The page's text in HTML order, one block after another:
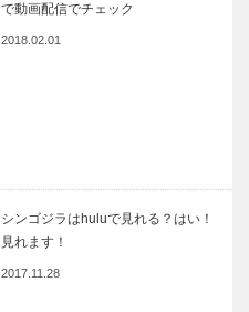
で動画配信でチェック
2018.02.01
シンゴジラはhuluで見れる？はい！
見れます！
2017.11.28